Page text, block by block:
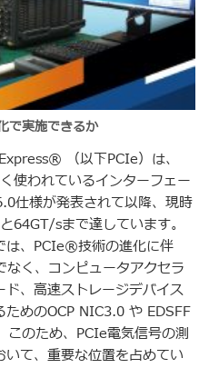
で実施できるか
（以下PCIe）は、
使われているインターフェー
仕様が発表されて以降、現時
64GT/sまで達しています。
は、PCIe®技術の進化に伴
なく、コンピュータアクセラ
、高速ストレージデバイス
めのOCP NIC3.0 や EDSFF
のため、PCIe電気信号の測
て、重要な位置を占めてい